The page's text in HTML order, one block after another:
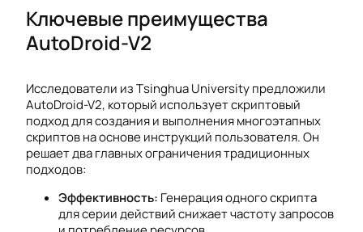
Ключевые преимущества
AutoDroid-V2
Исследователи из Тsinghua University предложили
AutoDroid-V2, который использует скриптовый
подход для создания и выполнения многоэтапных
скриптов на основе инструкций пользователя. Он
решает два главных ограничения традиционных
подходов:
Эффективность: Генерация одного скрипта
для серии действий снижает частоту запросов